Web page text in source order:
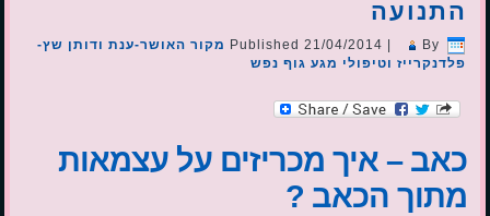
התנועה
Published 21/04/2014 By
מקור האושר-ענת ודותן שץ-
פלדנקרייז וטיפולי מגע גוף נפש
כאב – איך מכריזים על עצמאות
מתוך הכאב ?